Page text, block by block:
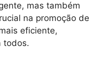
mas também
na promoção de
eficiente,
todos.